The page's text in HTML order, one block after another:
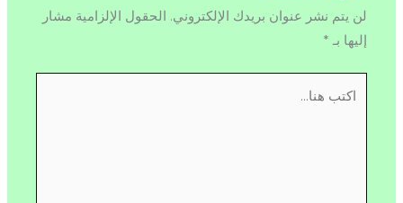
لن يتم نشر عنوان بريدك الإلكتروني. الحقول الإلزامية مشار
إليها بـ *